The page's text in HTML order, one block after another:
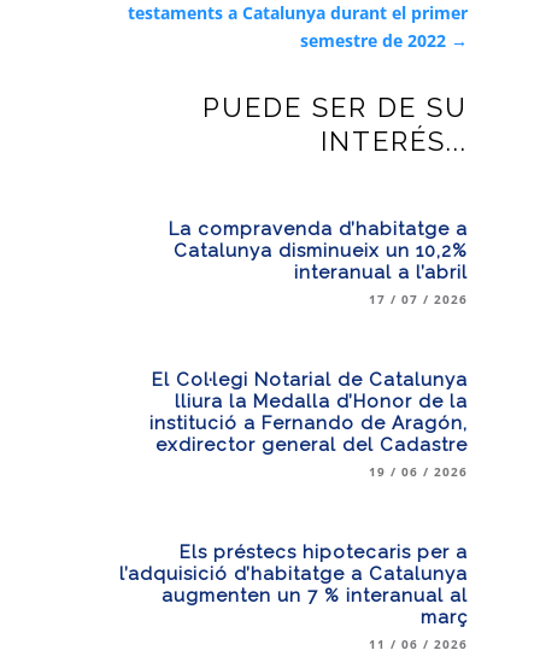
testaments a Catalunya durant el primer
semestre de 2022 →
PUEDE SER DE SU
INTERÉS...
La compravenda d’habitatge a
Catalunya disminueix un 10,2%
interanual a l’abril
17 / 07 / 2026
El Col·legi Notarial de Catalunya
lliura la Medalla d’Honor de la
institució a Fernando de Aragón,
exdirector general del Cadastre
19 / 06 / 2026
Els préstecs hipotecaris per a
l’adquisició d’habitatge a Catalunya
augmenten un 7 % interanual al
març
11 / 06 / 2026